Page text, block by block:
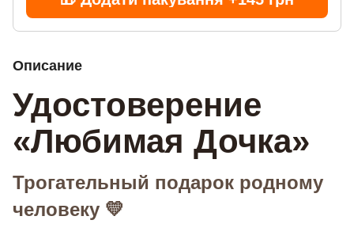
Описание
Удостоверение
«Любимая Дочка»
Трогательный подарок родному
человеку 💛